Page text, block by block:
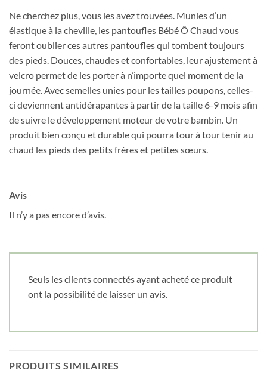
Ne cherchez plus, vous les avez trouvées. Munies d’un
élastique à la cheville, les pantoufles Bébé Ô Chaud vous
feront oublier ces autres pantoufles qui tombent toujours
des pieds. Douces, chaudes et confortables, leur ajustement à
velcro permet de les porter à n’importe quel moment de la
journée. Avec semelles unies pour les tailles poupons, celles-
ci deviennent antidérapantes à partir de la taille 6-9 mois afin
de suivre le développement moteur de votre bambin. Un
produit bien conçu et durable qui pourra tour à tour tenir au
chaud les pieds des petits frères et petites sœurs.
Avis
Il n’y a pas encore d’avis.
Seuls les clients connectés ayant acheté ce produit
ont la possibilité de laisser un avis.
PRODUITS SIMILAIRES
Obtenez 10% de rabais
Obtenez un 10% de rabais sur votre
prochaine commande en vous inscrivant à
notre infolettre!
Courriel*
Nom*